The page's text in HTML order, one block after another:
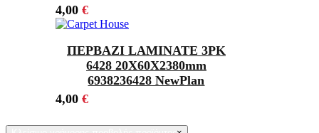
4,00 €
ΠΕΡΒΑΖΙ LAMINATE 3PK
6428 20Χ60X2380mm
6938236428 NewPlan
4,00 €